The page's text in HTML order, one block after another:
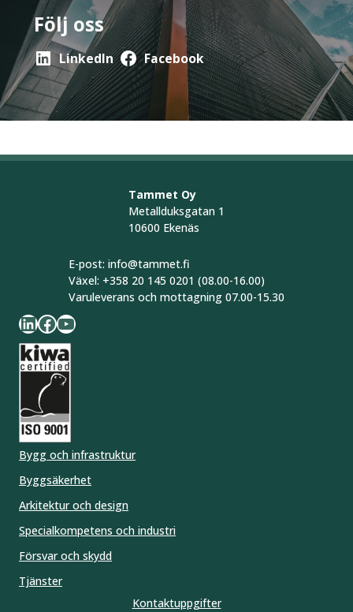
Följ oss
LinkedIn Facebook
Tammet Oy
Metallduksgatan 1
10600 Ekenäs
E-post: info@tammet.fi
Växel: +358 20 145 0201 (08.00-16.00)
Varuleverans och mottagning 07.00-15.30
LinkedIn Facebook YouTube
Bygg och infrastruktur
Byggsäkerhet
Arkitektur och design
Specialkompetens och industri
Försvar och skydd
Tjänster
Kontaktuppgifter